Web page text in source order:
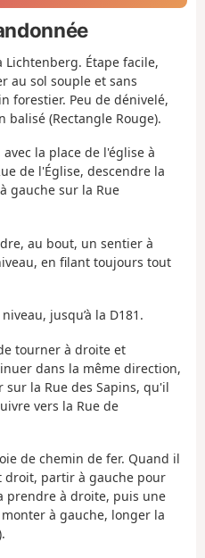
Lichtenberg. Étape facile,
au sol souple et sans
forestier. Peu de dénivelé,
(Rectangle Rouge).
la place de l'église à
de l'Église, descendre la
gauche sur la Rue
au bout, un sentier à
en filant toujours tout
jusqu’à la D181.
tourner à droite et
dans la même direction,
la Rue des Sapins, qu'il
vers la Rue de
de chemin de fer. Quand il
droit, partir à gauche pour
prendre à droite, puis une
à gauche, longer la